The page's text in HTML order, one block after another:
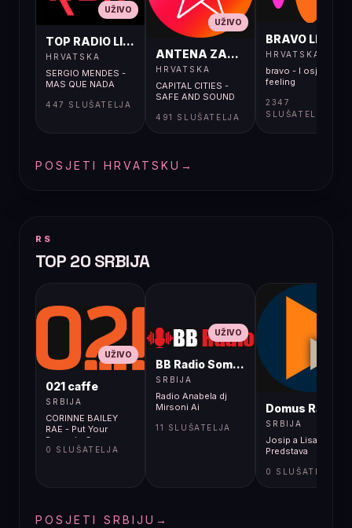
UŽIVO
TOP RADIO LIVE
HRVATSKA
SERGIO MENDES -
MAS QUE NADA
447 SLUŠATELJA
UŽIVO
ANTENA ZAGREB LIVE
HRVATSKA
CAPITAL CITIES -
SAFE AND SOUND
491 SLUŠATELJA
BRAVO LIVE
HRVATSKA
bravo - I osjećaj i
feeling
2347
SLUŠATELJA
POSJETI HRVATSKU →
RS
TOP 20 SRBIJA
UŽIVO
021 caffe
SRBIJA
CORINNE BAILEY
RAE - Put Your
Records On
0 SLUŠATELJA
UŽIVO
BB Radio Sombor
SRBIJA
Radio Anabela dj
Mirsoni Ai
11 SLUŠATELJA
Domus Radio
SRBIJA
Josip a Lisac -
Predstava
0 SLUŠATELJA
POSJETI SRBIJU →